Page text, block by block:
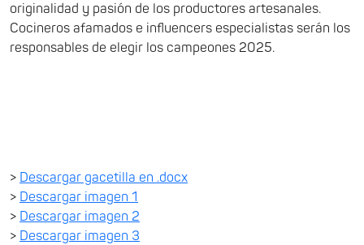
originalidad y pasión de los productores artesanales.
Cocineros afamados e influencers especialistas serán los
responsables de elegir los campeones 2025.
> Descargar gacetilla en .docx
> Descargar imagen 1
> Descargar imagen 2
> Descargar imagen 3